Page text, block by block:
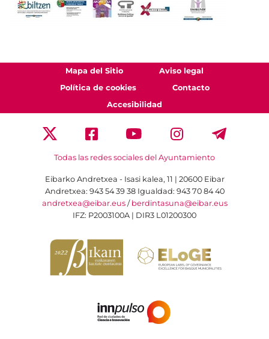
Mapa del Sitio
Aviso legal
Política de cookies
Contacto
Accesibilidad
Todas las redes sociales del Ayuntamiento
Eibarko Andretxea - Isasi kalea, 11 | 20600 Eibar
Andretxea: 943 54 39 38 Igualdad: 943 70 84 40
andretxea@eibar.eus/ berdintasuna@eibar.eus
IFZ: P2003100A | DIR3 L01200300